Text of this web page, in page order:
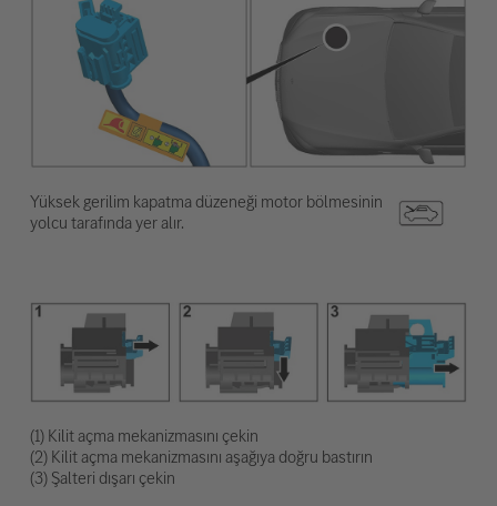
Yüksek gerilim kapatma düzeneği motor bölmesinin
yolcu tarafında yer alır.
(1) Kilit açma mekanizmasını çekin
(2) Kilit açma mekanizmasını aşağıya doğru bastırın
(3) Şalteri dışarı çekin